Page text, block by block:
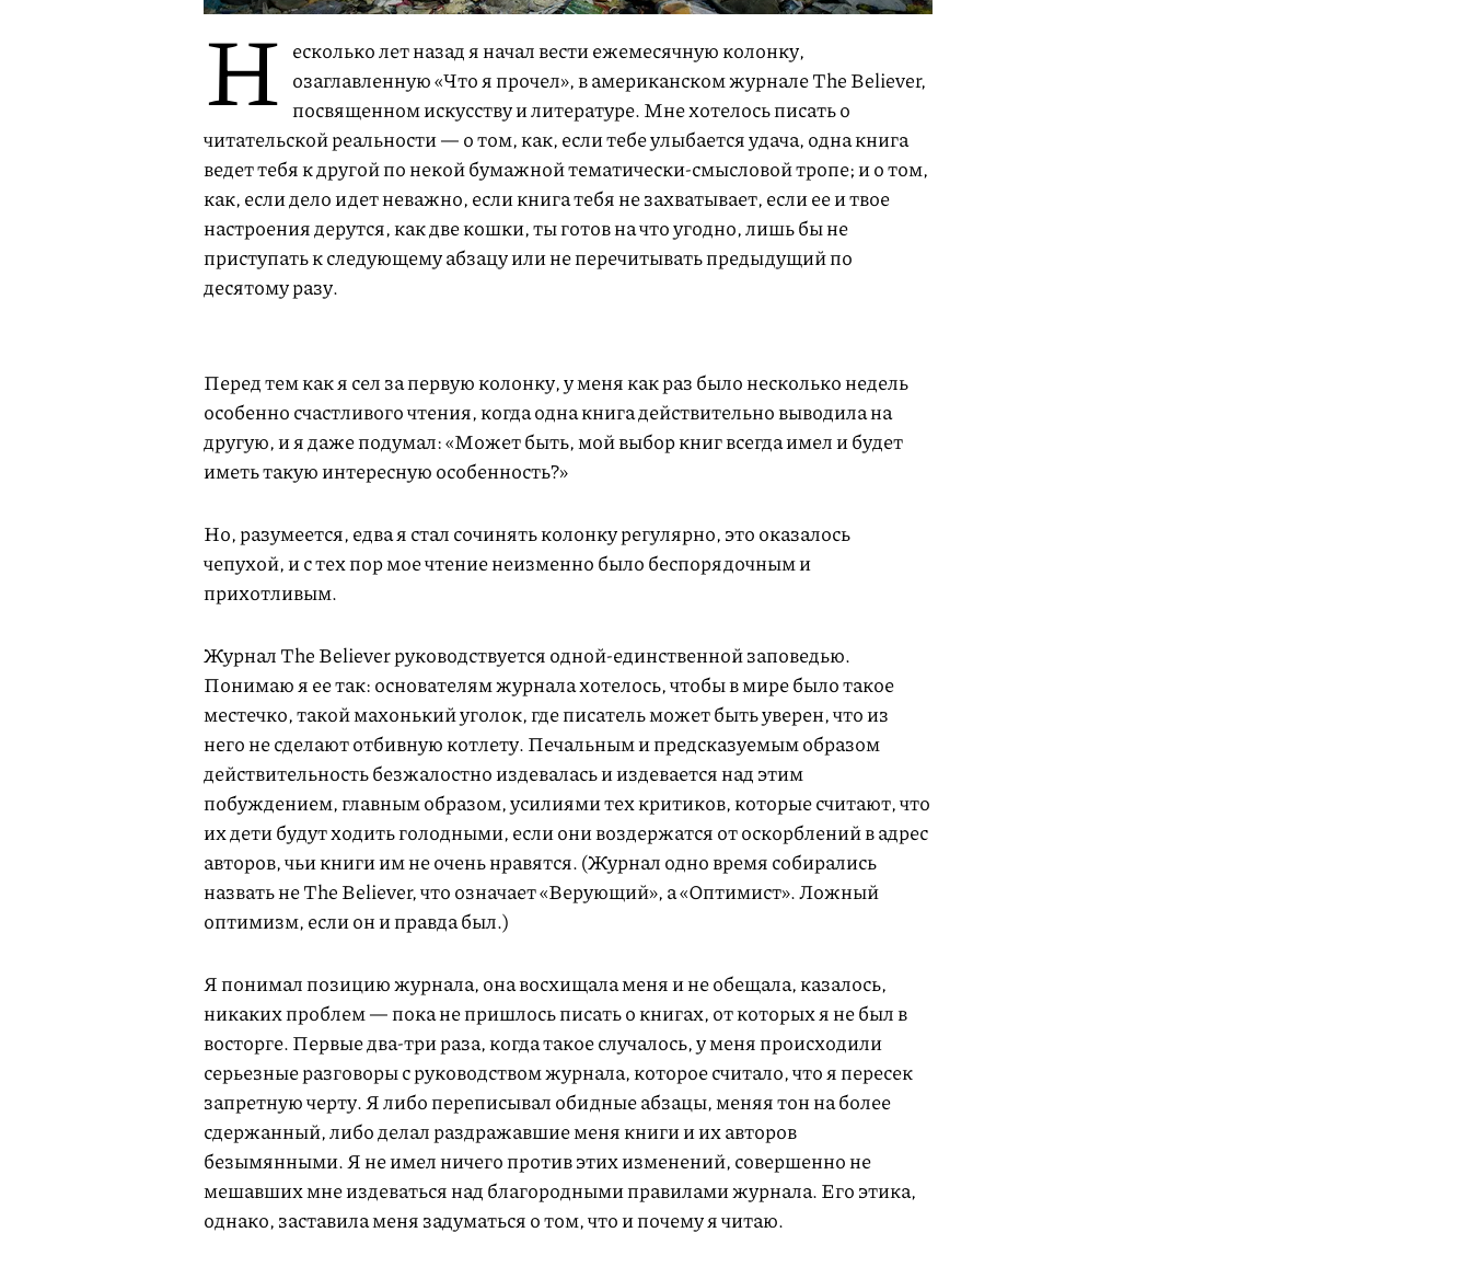
Н есколько лет назад я начал вести ежемесячную колонку,
озаглавленную «Что я прочел», в американском журнале The Believer,
посвященном искусству и литературе. Мне хотелось писать о
читательской реальности — о том, как, если тебе улыбается удача, одна книга
ведет тебя к другой по некой бумажной тематически-смысловой тропе; и о том,
как, если дело идет неважно, если книга тебя не захватывает, если ее и твое
настроения дерутся, как две кошки, ты готов на что угодно, лишь бы не
приступать к следующему абзацу или не перечитывать предыдущий по
десятому разу.
Перед тем как я сел за первую колонку, у меня как раз было несколько недель
особенно счастливого чтения, когда одна книга действительно выводила на
другую, и я даже подумал: «Может быть, мой выбор книг всегда имел и будет
иметь такую интересную особенность?»
Но, разумеется, едва я стал сочинять колонку регулярно, это оказалось
чепухой, и с тех пор мое чтение неизменно было беспорядочным и
прихотливым.
Журнал The Believer руководствуется одной-единственной заповедью.
Понимаю я ее так: основателям журнала хотелось, чтобы в мире было такое
местечко, такой махонький уголок, где писатель может быть уверен, что из
него не сделают отбивную котлету. Печальным и предсказуемым образом
действительность безжалостно издевалась и издевается над этим
побуждением, главным образом, усилиями тех критиков, которые считают, что
их дети будут ходить голодными, если они воздержатся от оскорблений в адрес
авторов, чьи книги им не очень нравятся. (Журнал одно время собирались
назвать не The Believer, что означает «Верующий», а «Оптимист». Ложный
оптимизм, если он и правда был.)
Я понимал позицию журнала, она восхищала меня и не обещала, казалось,
никаких проблем — пока не пришлось писать о книгах, от которых я не был в
восторге. Первые два-три раза, когда такое случалось, у меня происходили
серьезные разговоры с руководством журнала, которое считало, что я пересек
запретную черту. Я либо переписывал обидные абзацы, меняя тон на более
сдержанный, либо делал раздражавшие меня книги и их авторов
безымянными. Я не имел ничего против этих изменений, совершенно не
мешавших мне издеваться над благородными правилами журнала. Его этика,
однако, заставила меня задуматься о том, что и почему я читаю.